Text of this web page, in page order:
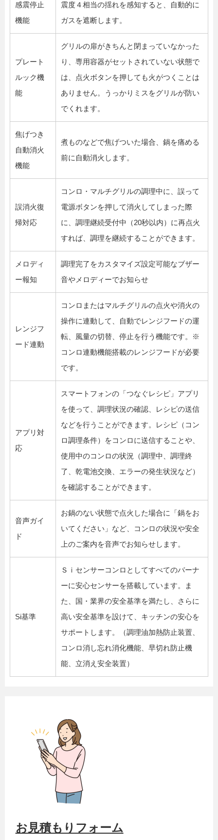
感震停止
機能
震度４相当の揺れを感知すると、自動的に
ガスを遮断します。
プレート
ルック機
能
グリルの扉がきちんと閉まっていなかった
り、専用容器がセットされていない状態で
は、点火ボタンを押しても火がつくことは
ありません。うっかりミスをグリルが防い
でくれます。
焦げつき
自動消火
機能
煮ものなどで焦げついた場合、鍋を痛める
前に自動消火します。
誤消火復
帰対応
コンロ・マルチグリルの調理中に、誤って
電源ボタンを押して消火してしまった際
に、調理継続受付中（20秒以内）に再点火
すれば、調理を継続することができます。
メロディ
ー報知
調理完了をカスタマイズ設定可能なブザー
音やメロディーでお知らせ
レンジフ
ード連動
コンロまたはマルチグリルの点火や消火の
操作に連動して、自動でレンジフードの運
転、風量の切替、停止を行う機能です。※
コンロ連動機能搭載のレンジフードが必要
です。
アプリ対
応
スマートフォンの「つなぐレシピ」アプリ
を使って、調理状況の確認、レシピの送信
などを行うことができます。レシピ（コン
ロ調理条件）をコンロに送信することや、
使用中のコンロの状況（調理中、調理終
了、乾電池交換、エラーの発生状況など）
を確認することができます。
音声ガイ
ド
お鍋のない状態で点火した場合に「鍋をお
いてください」など、コンロの状況や安全
上のご案内を音声でお知らせします。
Si基準
Ｓｉセンサーコンロとしてすべてのバーナ
ーに安心センサーを搭載しています。ま
た、国・業界の安全基準を満たし、さらに
高い安全基準を設けて、キッチンの安心を
サポートします。（調理油加熱防止装置、
コンロ消し忘れ消化機能、早切れ防止機
能、立消え安全装置）
お見積もりフォーム